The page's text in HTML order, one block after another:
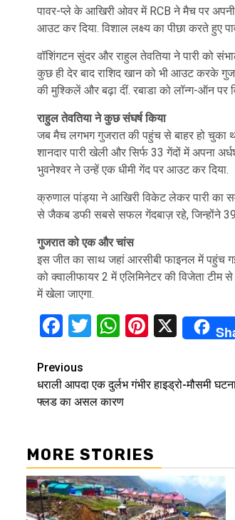
पावर-प्ले के आखिरी ओवर में RCB ने मैच पर
आउट कर दिया. विशाल लक्ष्य का पीछा करते
वॉशिंगटन सुंदर और राहुल तेवतिया ने पारी को
कुछ ही देर बाद राशिद खान को भी आउट करके
की मुश्किलें और बढ़ा दीं. रबाडा को लॉन्ग-ऑन पर
राहुल तेवतिया ने कुछ संघर्ष किया
जब मैच लगभग गुजरात की पहुंच से बाहर हो चुका
शानदार पारी खेली और सिर्फ 33 गेंदों में अपना
भुवनेश्वर ने उन्हें एक धीमी गेंद पर आउट कर दिया.
क्रुणाल पांड्या ने आखिरी विकेट लेकर पारी का
से जैकब डफी सबसे सफल गेंदबाज़ रहे, जिन्होंने
गुजरात को एक और चांस
इस जीत का साथ जहां आरसीबी फाइनल में पहुंच
को क्वालीफायर 2 में एलिमिनेटर की विजेता टीम
में खेला जाएगा.
Facebook
Twitter
WhatsApp
X
Continue
Reading
Previous
धराली आपदा एक दुर्लभ गंभीर हाइड्रो-मौसमी
फ्लड का असल कारण
MORE STORIES